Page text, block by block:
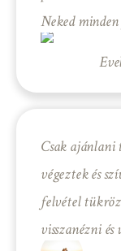
Neked
Csak
végeztek és
felvétel
visszanézni